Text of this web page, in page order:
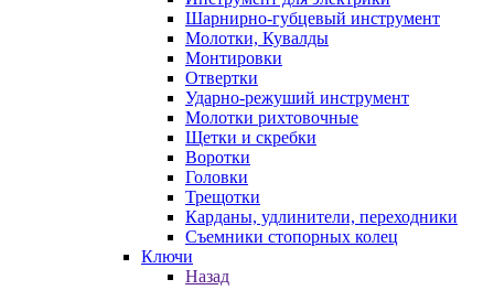
Шарнирно-губцевый инструмент
Молотки, Кувалды
Монтировки
Отвертки
Ударно-режуший инструмент
Молотки рихтовочные
Щетки и скребки
Воротки
Головки
Трещотки
Карданы, удлинители, переходники
Съемники стопорных колец
Ключи
Назад